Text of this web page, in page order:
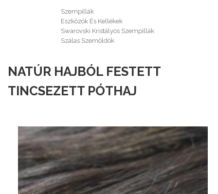
Szempillák
Eszközök És Kellékek
Swarovski Kristályos Szempillák
Szálas Szemöldök
NATÚR HAJBÓL FESTETT
TINCSEZETT PÓTHAJ